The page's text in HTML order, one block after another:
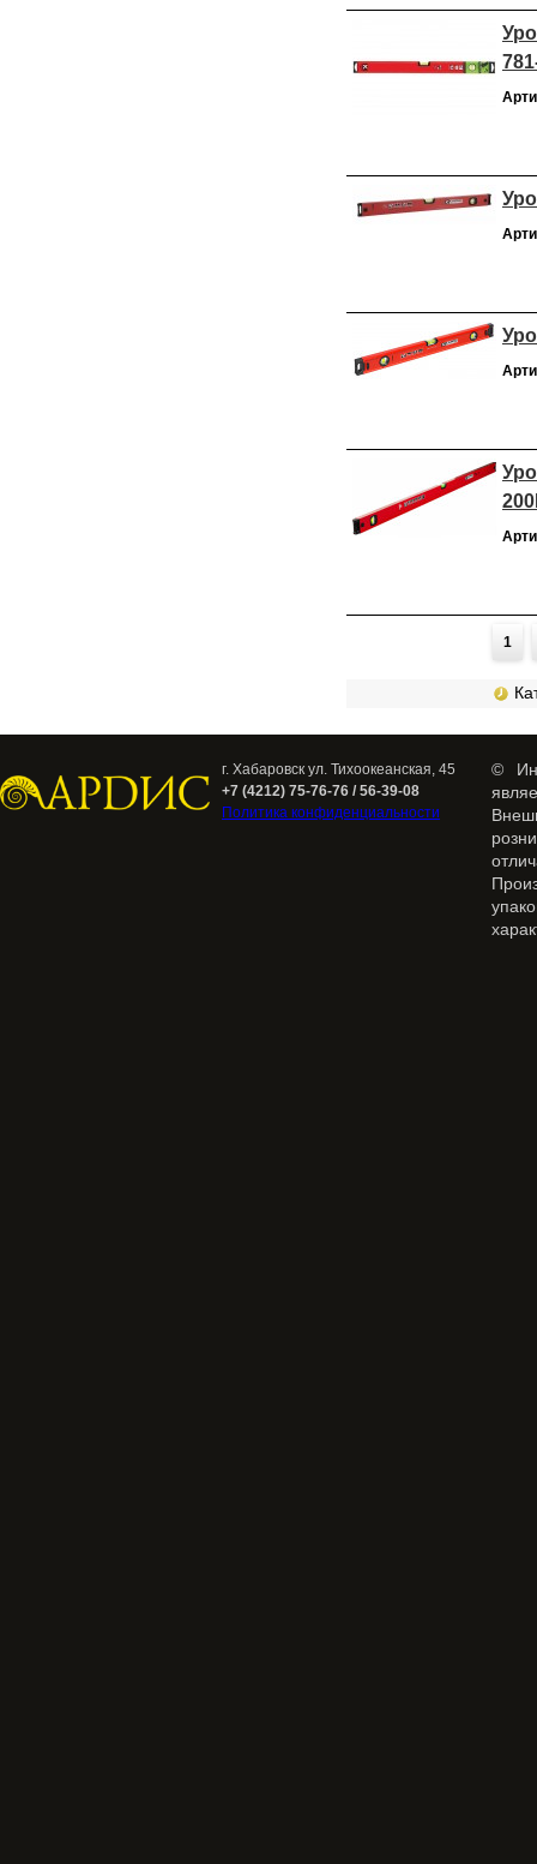
1
г. Хабаровск ул. Тихоокеанская, 45
+7 (4212) 75-76-76 / 56-39-08
Политика конфиденциальности
©